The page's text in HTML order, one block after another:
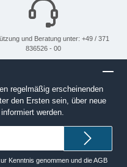
und Beratung unter: +49 / 371
836526 - 00
regelmäßig erscheinenden
den Ersten sein, über neue
werden.
Kenntnis genommen und dieAGB